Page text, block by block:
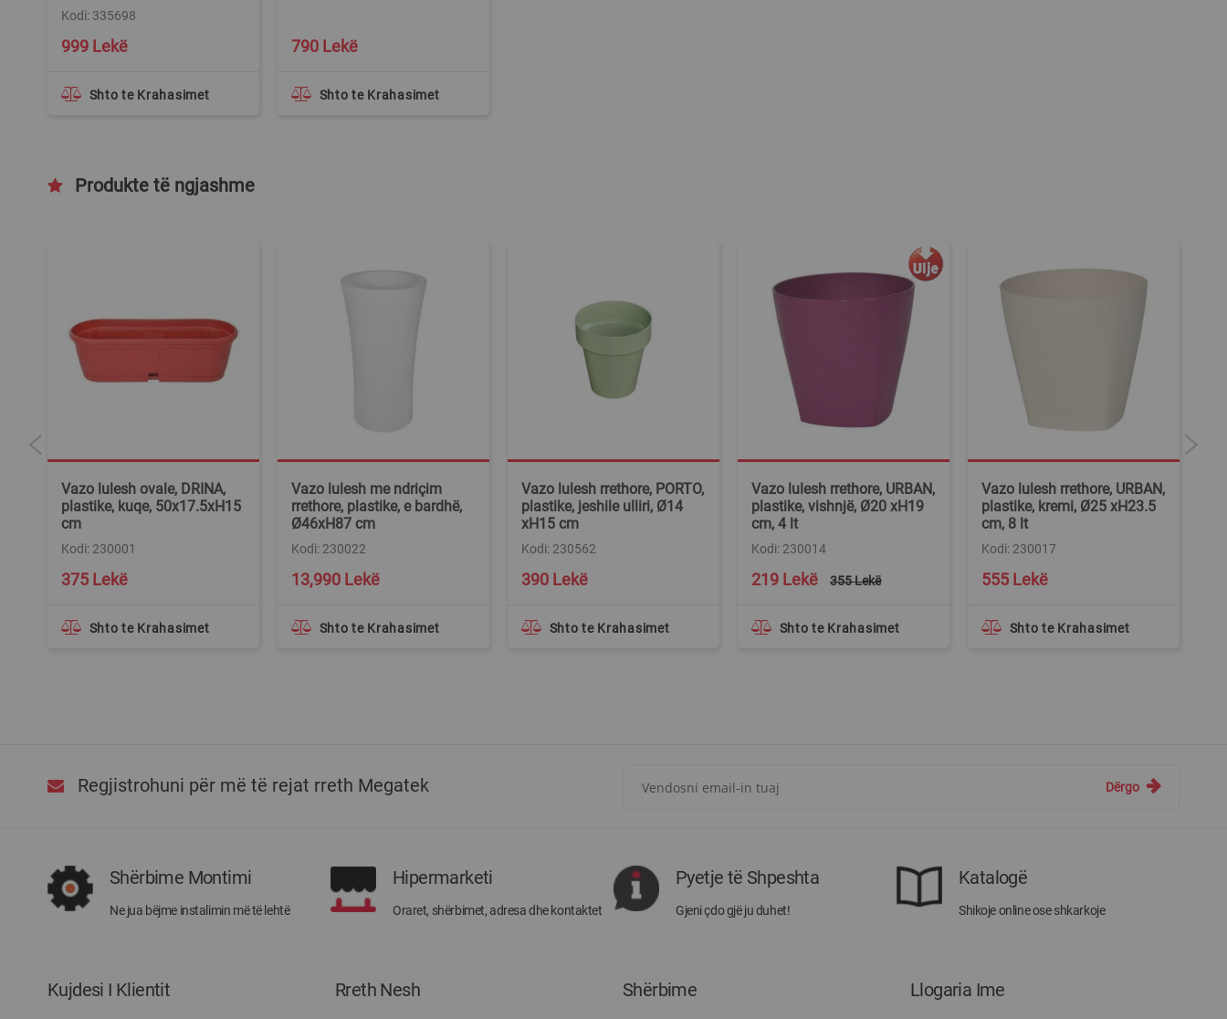
999 Lekë
Kodi: 335698
Shto te Krahasimet
790 Lekë
Shto te Krahasimet
Produkte të ngjashme
Vazo lulesh ovale, DRINA,
plastike, kuqe, 50x17.5xH15
cm
375 Lekë
Kodi: 230001
Shto te Krahasimet
Vazo lulesh me ndriçim
rrethore, plastike, e bardhë,
Ø46xH87 cm
13,990 Lekë
Kodi: 230022
Shto te Krahasimet
Vazo lulesh rrethore, PORTO,
plastike, jeshile ulliri, Ø14
xH15 cm
390 Lekë
Kodi: 230562
Shto te Krahasimet
Vazo lulesh rrethore, URBAN,
plastike, vishnjë, Ø20 xH19
cm, 4 lt
Special
Price
219 Lekë 355 Lekë
Kodi: 230014
Shto te Krahasimet
Vazo lulesh rrethore, URBAN,
plastike, kremi, Ø25 xH23.5
cm, 8 lt
555 Lekë
Kodi: 230017
Shto te Krahasimet
Regjistrohuni për më të rejat rreth Megatek
rreth
Megatek:
Dërgo
Shërbime Montimi
Ne jua bëjme instalimin më të lehtë
Hipermarketi
Oraret, shërbimet, adresa dhe kontaktet
Pyetje të Shpeshta
Gjeni çdo gjë ju duhet!
Katalogë
Shikoje online ose shkarkoje
Kujdesi I Klientit Rreth Nesh Shërbime Llogaria Ime